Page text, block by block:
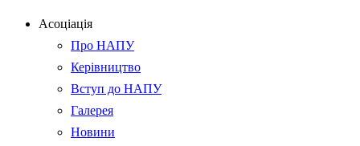
Асоціація
Про НАПУ
Керівництво
Вступ до НАПУ
Галерея
Новини